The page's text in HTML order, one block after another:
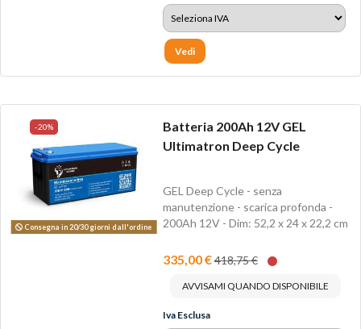
Vedi
-20%
Consegna in 20/30 giorni dall'ordine
Batteria 200Ah 12V GEL
Ultimatron Deep Cycle
GEL Deep Cycle - senza
manutenzione - scarica profonda -
200Ah 12V - Dim: 52,2 x 24 x 22,2 cm
335,00 €418,75 €
AVVISAMI QUANDO DISPONIBILE
Iva Esclusa